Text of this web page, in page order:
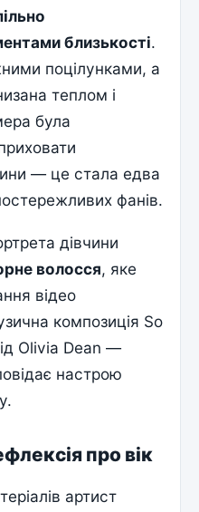
близькості.
поцілунками, а
теплом і
була
— це стала едва
фанів.
дівчини
волосся, яке
відео
композиція So
Olivia Dean —
настрою
про вік
артист